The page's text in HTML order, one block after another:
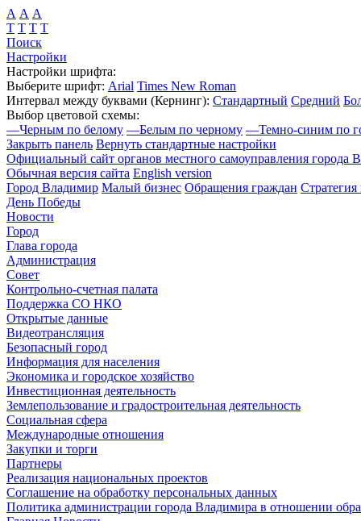
А А А
Т Т Т Т
Поиск
Настройки
Настройки шрифта:
Выберите шрифт: Arial Times New Roman
Интервал между буквами (Кернинг): Стандартный Средний
Выбор цветовой схемы:
—Черным по белому —Белым по черному —Темно-синим по
Закрыть панель Вернуть стандартные настройки
Официальный сайт органов местного самоуправления города
Обычная версия сайта English version
Город Владимир Малый бизнес Обращения граждан Стратегия
День Победы
Новости
Город
Глава города
Администрация
Совет
Контрольно-счетная палата
Поддержка СО НКО
Открытые данные
Видеотрансляция
Безопасный город
Информация для населения
Экономика и городское хозяйство
Инвестиционная деятельность
Землепользование и градостроительная деятельность
Социальная сфера
Международные отношения
Закупки и торги
Партнеры
Реализация национальных проектов
Соглашение на обработку персональных данных
Политика администрации города Владимира в отношении